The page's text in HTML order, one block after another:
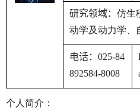
研究领域： 仿生
动学及动力学、
电话： 025-84
892584-8008
个人简介：